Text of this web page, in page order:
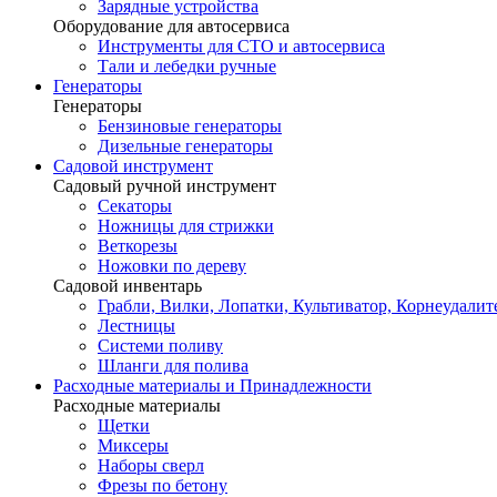
Зарядные устройства
Оборудование для автосервиса
Инструменты для СТО и автосервиса
Тали и лебедки ручные
Генераторы
Генераторы
Бензиновые генераторы
Дизельные генераторы
Садовой инструмент
Садовый ручной инструмент
Секаторы
Ножницы для стрижки
Веткорезы
Ножовки по дереву
Садовой инвентарь
Грабли, Вилки, Лопатки, Культиватор,
Лестницы
Системи поливу
Шланги для полива
Расходные материалы и Принадлежности
Расходные материалы
Щетки
Миксеры
Наборы сверл
Фрезы по бетону